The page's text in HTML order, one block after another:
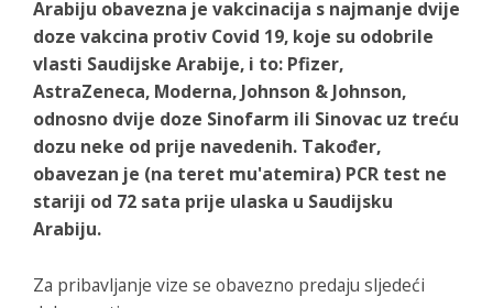
Arabiju obavezna je vakcinacija s najmanje dvije
doze vakcina protiv Covid 19, koje su odobrile
vlasti Saudijske Arabije, i to: Pfizer,
AstraZeneca, Moderna, Johnson & Johnson,
odnosno dvije doze Sinofarm ili Sinovac uz treću
dozu neke od prije navedenih. Također,
obavezan je (na teret mu'atemira) PCR test ne
stariji od 72 sata prije ulaska u Saudijsku
Arabiju.
Za pribavljanje vize se obavezno predaju sljedeći